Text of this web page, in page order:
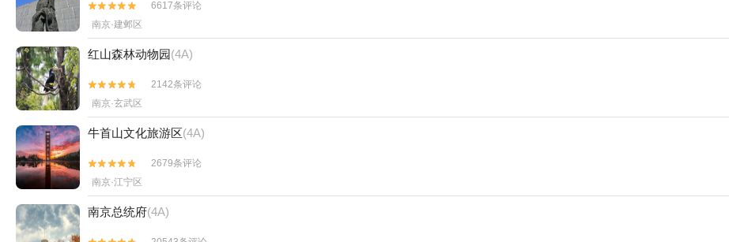


6617条评论
南京·建邺区
红山森林动物园(4A)


2142条评论
南京·玄武区
牛首山文化旅游区(4A)


2679条评论
南京·江宁区
南京总统府(4A)